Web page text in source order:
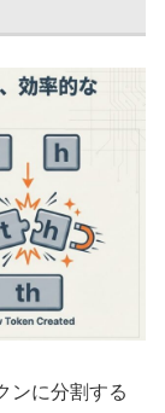
ンに分割する